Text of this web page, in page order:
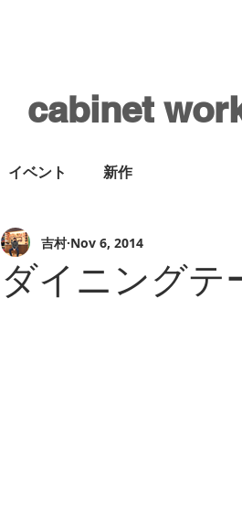
cabinet
イベント 新作
ダイニングテ
吉村 Nov 6, 2014